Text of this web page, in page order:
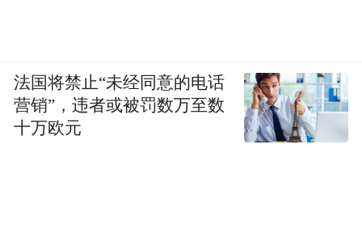
法国将禁止“未经同意的电话
营销”，违者或被罚数万至数
十万欧元